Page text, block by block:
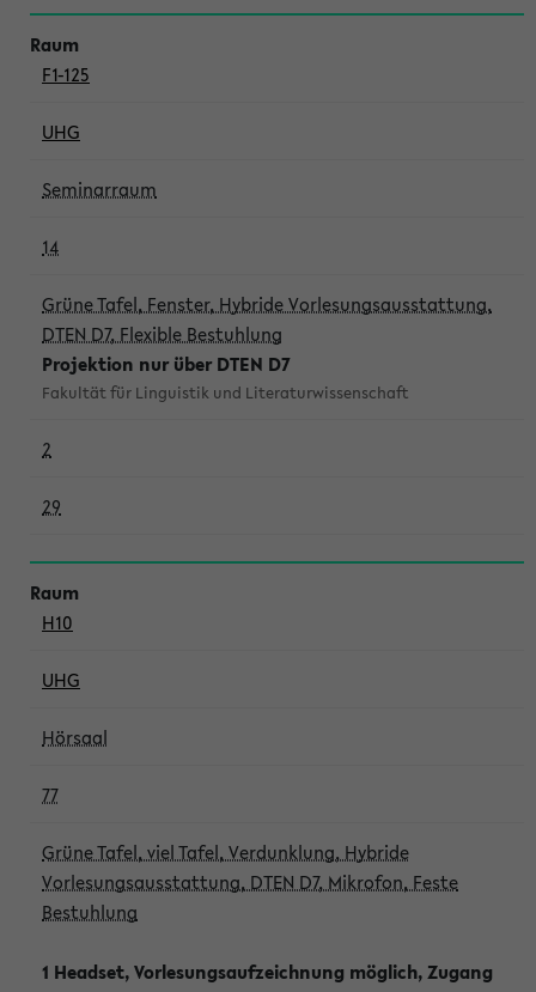
F1-125
UHG
Seminarraum
14
Grüne Tafel, Fenster, Hybride Vorlesungsausstattung,
DTEN D7, Flexible Bestuhlung
Projektion nur über DTEN D7
Fakultät für Linguistik und Literaturwissenschaft
2
29
H10
UHG
Hörsaal
77
Grüne Tafel, viel Tafel, Verdunklung, Hybride
Vorlesungsausstattung, DTEN D7, Mikrofon, Feste
Bestuhlung
1 Headset, Vorlesungsaufzeichnung möglich, Zugang